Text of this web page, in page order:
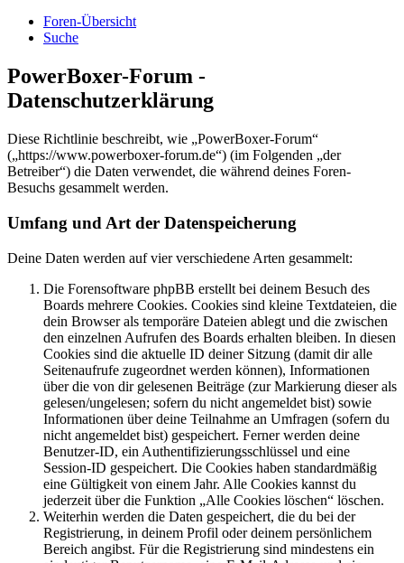
Foren-Übersicht
Suche
PowerBoxer-Forum -
Datenschutzerklärung
Diese Richtlinie beschreibt, wie „PowerBoxer-Forum“
(„https://www.powerboxer-forum.de“) (im Folgenden „der
Betreiber“) die Daten verwendet, die während deines Foren-
Besuchs gesammelt werden.
Umfang und Art der Datenspeicherung
Deine Daten werden auf vier verschiedene Arten gesammelt:
Die Forensoftware phpBB erstellt bei deinem Besuch des
Boards mehrere Cookies. Cookies sind kleine Textdateien, die
dein Browser als temporäre Dateien ablegt und die zwischen
den einzelnen Aufrufen des Boards erhalten bleiben. In diesen
Cookies sind die aktuelle ID deiner Sitzung (damit dir alle
Seitenaufrufe zugeordnet werden können), Informationen
über die von dir gelesenen Beiträge (zur Markierung dieser als
gelesen/ungelesen; sofern du nicht angemeldet bist) sowie
Informationen über deine Teilnahme an Umfragen (sofern du
nicht angemeldet bist) gespeichert. Ferner werden deine
Benutzer-ID, ein Authentifizierungsschlüssel und eine
Session-ID gespeichert. Die Cookies haben standardmäßig
eine Gültigkeit von einem Jahr. Alle Cookies kannst du
jederzeit über die Funktion „Alle Cookies löschen“ löschen.
Weiterhin werden die Daten gespeichert, die du bei der
Registrierung, in deinem Profil oder deinem persönlichem
Bereich angibst. Für die Registrierung sind mindestens ein